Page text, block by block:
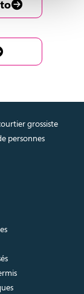
grossiste
personnes